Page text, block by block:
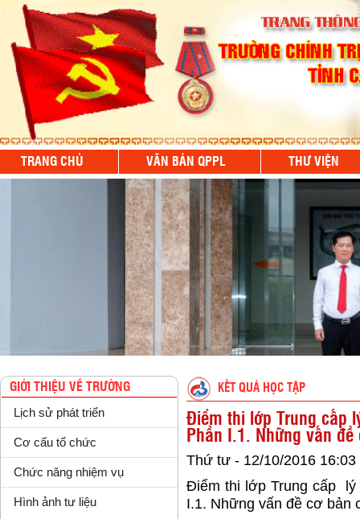
TRANG CHỦ VĂN BẢN QPPL THƯ VIỆN
GIỚI THIỆU VỀ TRƯỜNG
Lịch sử phát triển
Cơ cấu tổ chức
Chức năng nhiệm vụ
Hình ảnh tư liệu
KẾT QUẢ HỌC TẬP
Điểm thi lớp Trung cấp
Phần I.1. Những vấn
Thứ tư - 12/10/2016 16:03
Điểm thi lớp Trung cấp lý
I.1. Những vấn đề cơ bản